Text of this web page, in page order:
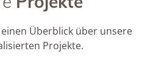
Überblick über unsere
Projekte.